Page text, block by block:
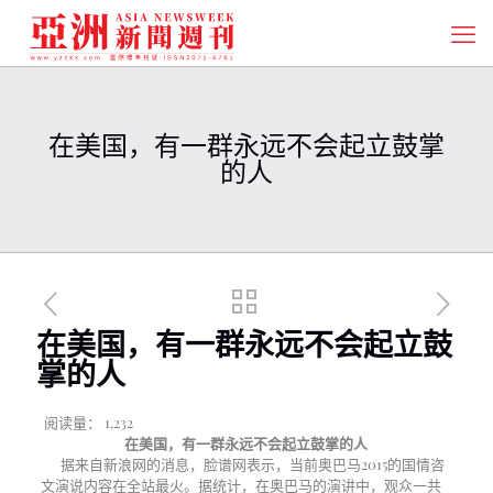
在美国，有一群永远不会起立鼓掌
的人
在美国，有一群永远不会起立鼓
掌的人
阅读量：
1,232
在美国，有一群永远不会起立鼓掌的人
据来自新浪网的消息，脸谱网表示，当前奥巴马2015的国情咨
文演说内容在全站最火。据统计，在奥巴马的演讲中，观众一共